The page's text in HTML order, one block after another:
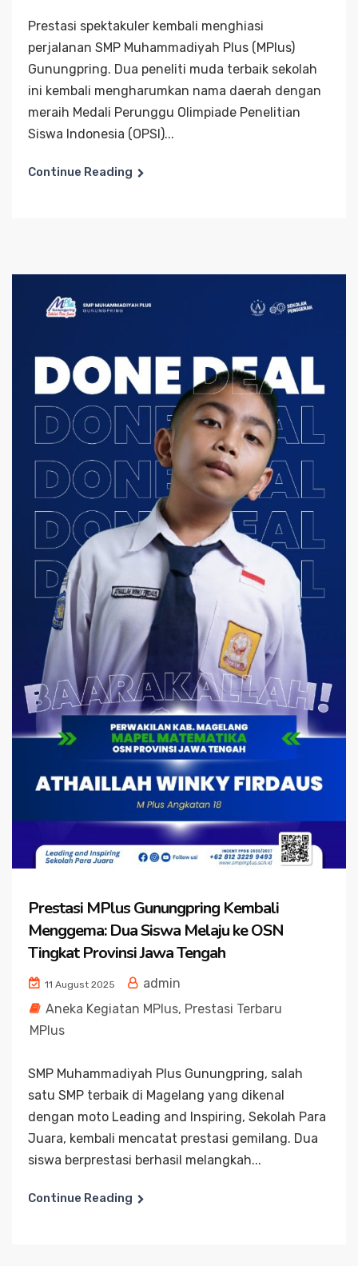
Prestasi spektakuler kembali menghiasi
perjalanan SMP Muhammadiyah Plus (MPlus)
Gunungpring. Dua peneliti muda terbaik sekolah
ini kembali mengharumkan nama daerah dengan
meraih Medali Perunggu Olimpiade Penelitian
Siswa Indonesia (OPSI)...
Continue Reading
Prestasi MPlus Gunungpring Kembali
Menggema: Dua Siswa Melaju ke OSN
Tingkat Provinsi Jawa Tengah
11 August 2025
admin
Aneka Kegiatan MPlus, Prestasi Terbaru
MPlus
SMP Muhammadiyah Plus Gunungpring, salah
satu SMP terbaik di Magelang yang dikenal
dengan moto Leading and Inspiring, Sekolah Para
Juara, kembali mencatat prestasi gemilang. Dua
siswa berprestasi berhasil melangkah...
Continue Reading